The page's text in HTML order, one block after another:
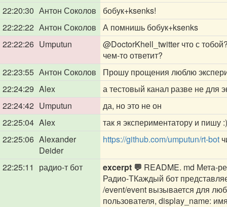
22:20:30 Антон Соколов
бобук+ksenks!
22:22:22 Антон Соколов
А помнишь бобук+ksenks
22:22:26 Umputun @DoctorKhell_twitterчто с
чем-то ответит?
22:23:55 Антон Соколов
Прошу прощения люблю
22:24:29 Alex
а тестовый канал разве не для
22:24:42 Umputun
да, но это не он
22:25:04 Alex
так я экспериментатору и пишу :)
22:25:06 Alexander
Deider
https://github.com/umputun/rt-bot
22:25:11 радио-т бот excerpt 💬 README. md Мета-
Радио-ТКаждый бот
/event/event вызывается для
пользователя, display_name: